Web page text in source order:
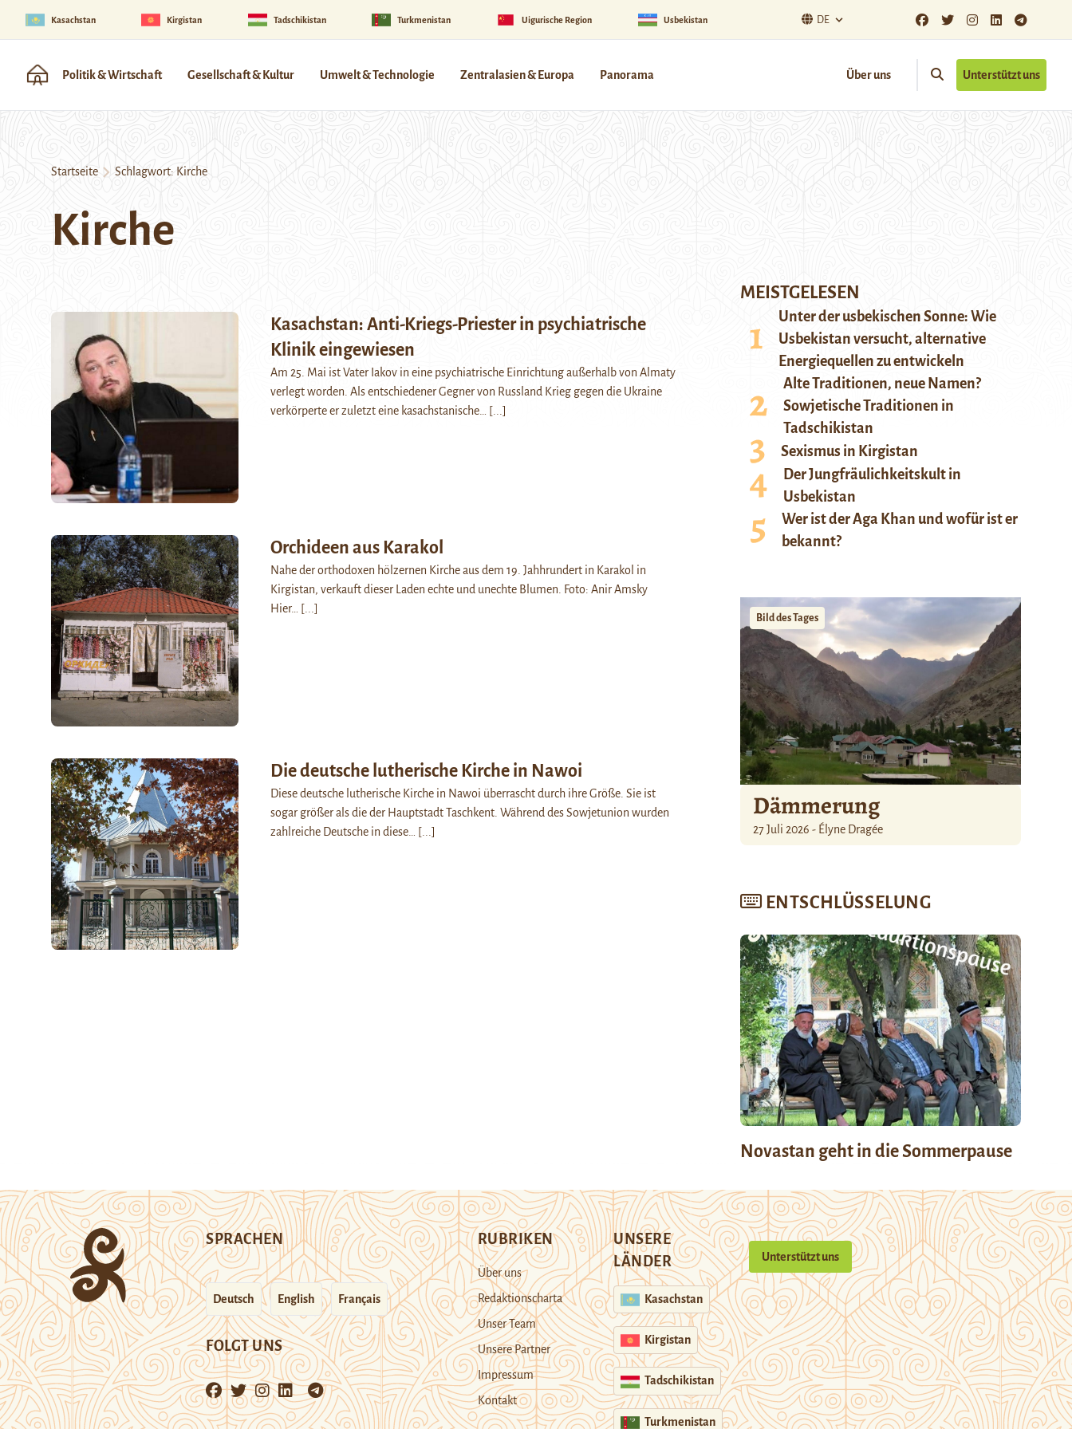
Kasachstan Kirgistan Tadschikistan Turkmenistan Uigurische Region Usbekistan DE
Politik & Wirtschaft Gesellschaft & Kultur Umwelt & Technologie Zentralasien & Europa Panorama Über uns Unterstützt uns
Startseite Schlagwort: Kirche
Kirche
Kasachstan: Anti-Kriegs-Priester in psychiatrische
Klinik eingewiesen
Am 25. Mai ist Vater Iakov in eine psychiatrische Einrichtung außerhalb von Almaty
verlegt worden. Als entschiedener Gegner von Russland Krieg gegen die Ukraine
verkörperte er zuletzt eine kasachstanische…
[...]
Orchideen aus Karakol
Nahe der orthodoxen hölzernen Kirche aus dem 19. Jahhrundert in Karakol in
Kirgistan, verkauft dieser Laden echte und unechte Blumen. Foto: Anir Amsky
Hier…
[...]
Die deutsche lutherische Kirche in Nawoi
Diese deutsche lutherische Kirche in Nawoi überrascht durch ihre Größe. Sie ist
sogar größer als die der Hauptstadt Taschkent. Während des Sowjetunion wurden
zahlreiche Deutsche in diese…
[...]
MEISTGELESEN
Unter der usbekischen Sonne: Wie
Usbekistan versucht, alternative
Energiequellen zu entwickeln
Alte Traditionen, neue Namen?
Sowjetische Traditionen in
Tadschikistan
Sexismus in Kirgistan
Der Jungfräulichkeitskult in
Usbekistan
Wer ist der Aga Khan und wofür ist er
bekannt?
Bild des Tages
Dämmerung
27 Juli 2026 - Élyne Dragée
ENTSCHLÜSSELUNG
Novastan geht in die Sommerpause
SPRACHEN
Deutsch English Français
FOLGT UNS
RUBRIKEN
Über uns
Redaktionscharta
Unser Team
Unsere Partner
Impressum
Kontakt
UNSERE
LÄNDER
Kasachstan
Kirgistan
Tadschikistan
Turkmenistan
Unterstützt uns